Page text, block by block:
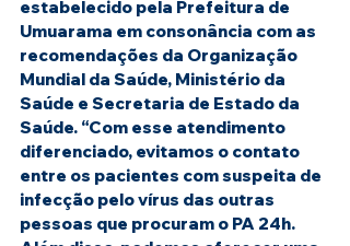
estabelecido pela Prefeitura de
Umuarama em consonância com as
recomendações da Organização
Mundial da Saúde, Ministério da
Saúde e Secretaria de Estado da
Saúde. “Com esse atendimento
diferenciado, evitamos o contato
entre os pacientes com suspeita de
infecção pelo vírus das outras
pessoas que procuram o PA 24h.